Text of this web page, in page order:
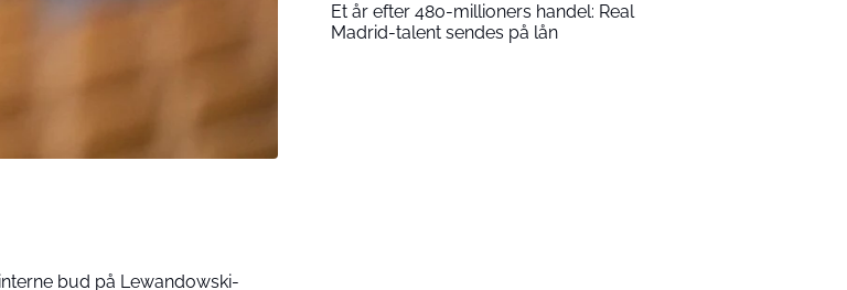
bud på Lewandowski-
Et år efter 480-millioners handel: Real
Madrid-talent sendes på lån